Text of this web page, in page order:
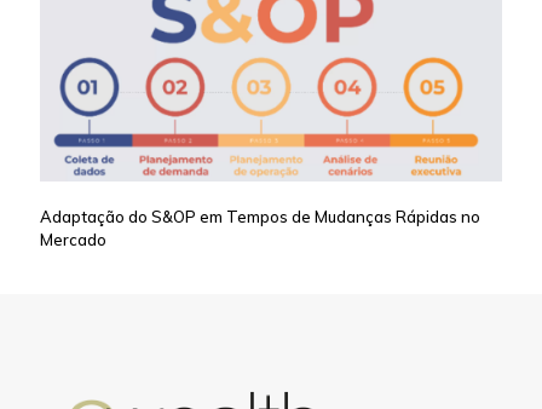
Adaptação do S&OP em Tempos de Mudanças Rápidas no
Mercado